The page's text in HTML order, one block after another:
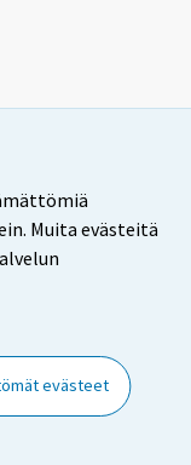
Muita evästeitä
evästeet